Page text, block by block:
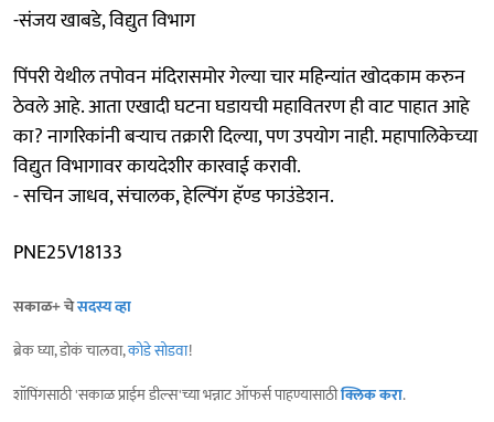
-संजय खाबडे, विद्युत विभाग
पिंपरी येथील तपोवन मंदिरासमोर गेल्या चार महिन्यांत खोदकाम करुन
ठेवले आहे. आता एखादी घटना घडायची महावितरण ही वाट पाहात आहे
का? नागरिकांनी बऱ्याच तक्रारी दिल्या, पण उपयोग नाही. महापालिकेच्या
विद्युत विभागावर कायदेशीर कारवाई करावी.
- सचिन जाधव, संचालक, हेल्पिंग हॅण्ड फाउंडेशन.
PNE25V18133
सकाळ+ चेसदस्य व्हा
ब्रेक घ्या, डोकं चालवा,कोडे सोडवा!
शॉपिंगसाठी 'सकाळ प्राईम डील्स'च्या भन्नाट ऑफर्स पाहण्यासाठीक्लिक करा.